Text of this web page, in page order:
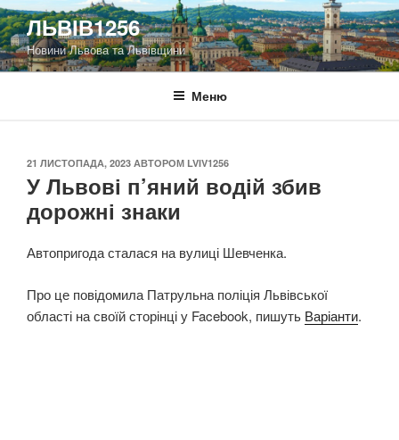
Перейти
до
вмісту
ЛЬВІВ1256
Новини Львова та Львівщини
Меню
ОПУБЛІКОВАНО
21 ЛИСТОПАДА, 2023 АВТОРОМ LVIV1256
У Львові п’яний водій збив
дорожні знаки
Автопригода сталася на вулиці Шевченка.
Про це повідомила Патрульна поліція Львівської
області на своїй сторінці у Facebook, пишуть Варіанти.